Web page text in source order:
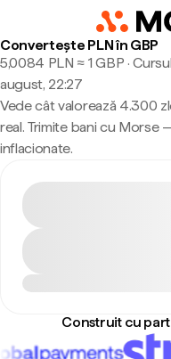
Convertește PLN în GBP
5,0084 PLN ≈ 1 GBP ·
august, 22:27
Vede cât valorează 4.300
real. Trimite bani cu Morse
inflacionate.
Construit cu